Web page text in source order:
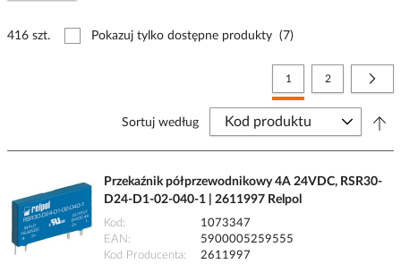
416 szt. Pokazuj tylko dostępne produkty (7)
Strona
Aktualnie czytasz stronę
1 Strona
2
Sortuj według
Przekaźnik półprzewodnikowy 4A 24VDC, RSR30-
D24-D1-02-040-1 | 2611997 Relpol
Kod
1073347
EAN
5900005259555
Kod Producenta
2611997